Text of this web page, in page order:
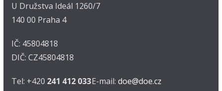
U Družstva Ideál 1260/7
140 00 Praha 4
IČ: 45804818
DIČ: CZ45804818
Tel: +420 241 412 033E-mail: doe@doe.cz